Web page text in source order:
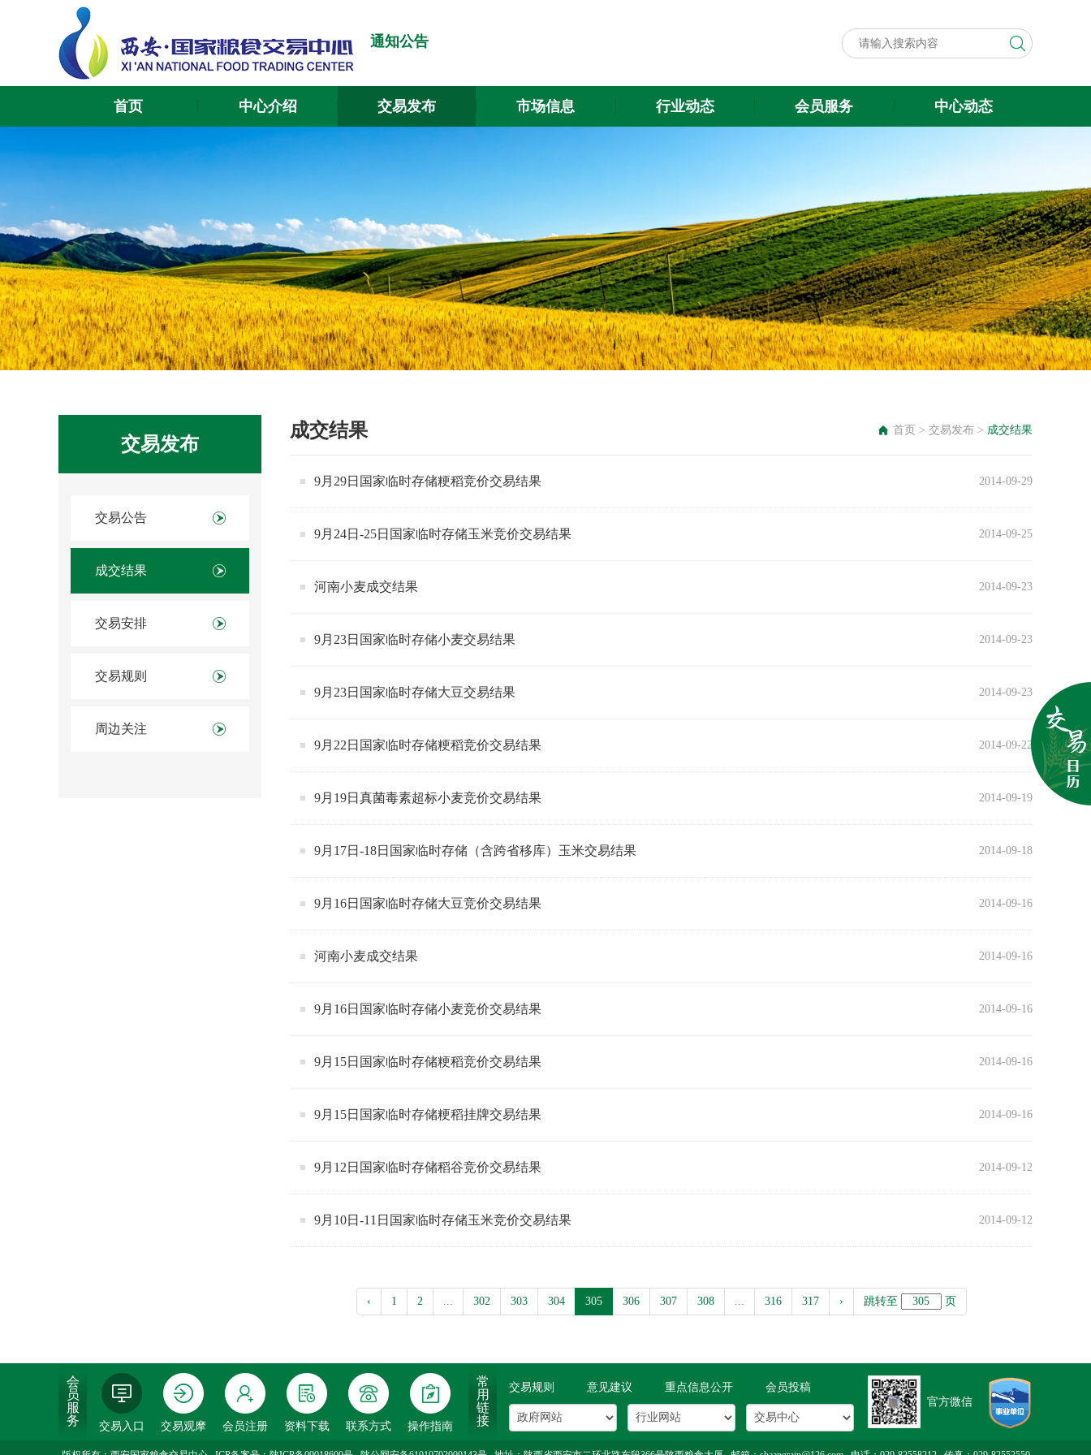
通知公告
首页 中心介绍 交易发布 市场信息 行业动态 会员服务 中心动态
交易发布
交易公告
成交结果
交易安排
交易规则
周边关注
成交结果 首页 > 交易发布 > 成交结果
9月29日国家临时存储粳稻竞价交易结果 2014-09-29
9月24日-25日国家临时存储玉米竞价交易结果 2014-09-25
河南小麦成交结果 2014-09-23
9月23日国家临时存储小麦交易结果 2014-09-23
9月23日国家临时存储大豆交易结果 2014-09-23
9月22日国家临时存储粳稻竞价交易结果 2014-09-22
9月19日真菌毒素超标小麦竞价交易结果 2014-09-19
9月17日-18日国家临时存储（含跨省移库）玉米交易结果 2014-09-18
9月16日国家临时存储大豆竞价交易结果 2014-09-16
河南小麦成交结果 2014-09-16
9月16日国家临时存储小麦竞价交易结果 2014-09-16
9月15日国家临时存储粳稻竞价交易结果 2014-09-16
9月15日国家临时存储粳稻挂牌交易结果 2014-09-16
9月12日国家临时存储稻谷竞价交易结果 2014-09-12
9月10日-11日国家临时存储玉米竞价交易结果 2014-09-12
‹ 1 2 ... 302 303 304 305 306 307 308 ... 316 317 › 跳转至 页
会
员
服
务
交易入口 交易观摩 会员注册 资料下载 联系方式 操作指南
入会
年
审
登
录
转账
常
用
链
接
交易规则 意见建议 重点信息公开
会员投稿
官方微信